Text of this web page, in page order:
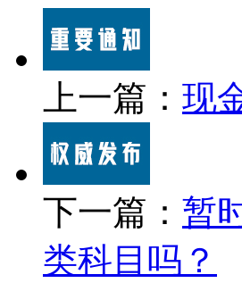
上一篇： 现
下一篇： 暂
类科目吗？